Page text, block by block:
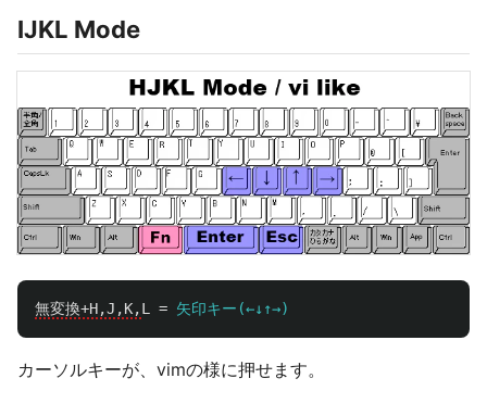
IJKL Mode
無変換+H,J,K,L = 矢印キー(←↓↑→)
カーソルキーが、vimの様に押せます。